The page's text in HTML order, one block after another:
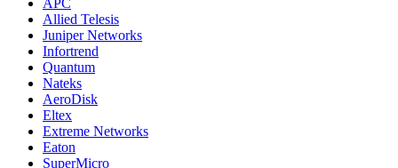
APC
Allied Telesis
Juniper Networks
Infortrend
Quantum
Nateks
AeroDisk
Eltex
Extreme Networks
Eaton
SuperMicro